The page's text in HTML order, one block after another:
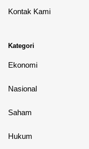
Kontak Kami
Kategori
Ekonomi
Nasional
Saham
Hukum